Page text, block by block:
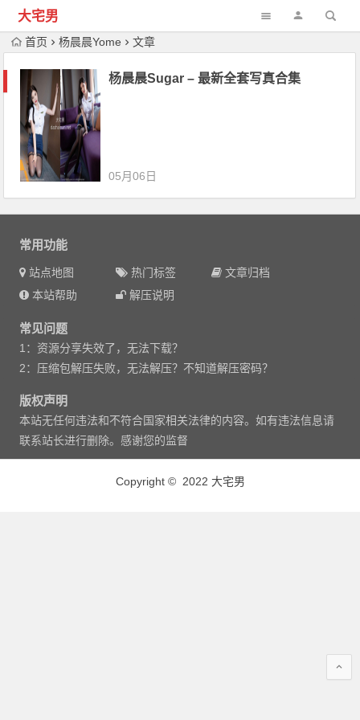
大宅男
首页 杨晨晨Yome 文章
杨晨晨Sugar – 最新全套写真合集
05月06日
常用功能
站点地图 热门标签
文章归档
本站帮助
解压说明
常见问题
1：资源分享失效了，无法下载？
2：压缩包解压失败，无法解压？不知道解压密码？
版权声明
本站无任何违法和不符合国家相关法律的内容。如有违法信息请
联系站长进行删除。感谢您的监督
Copyright © 2022 大宅男